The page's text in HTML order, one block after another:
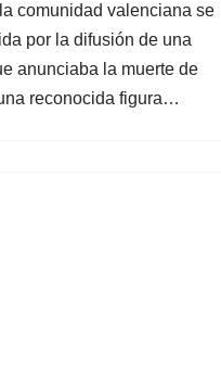
comunidad valenciana se
por la difusión de una
anunciaba la muerte de
reconocida figura…